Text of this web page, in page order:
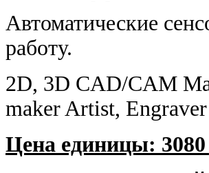
Автоматические
работу.
2D, 3D CAD/CAM
maker Artist,
Цена единицы: 3080